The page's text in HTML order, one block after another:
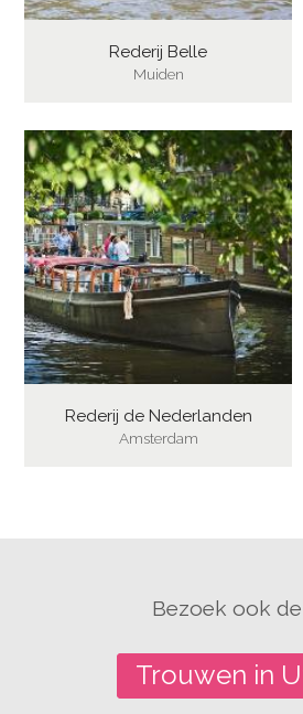
Rederij Belle
Muiden
Rederij de Nederlanden
Amsterdam
Bezoek ook
Trouwen in